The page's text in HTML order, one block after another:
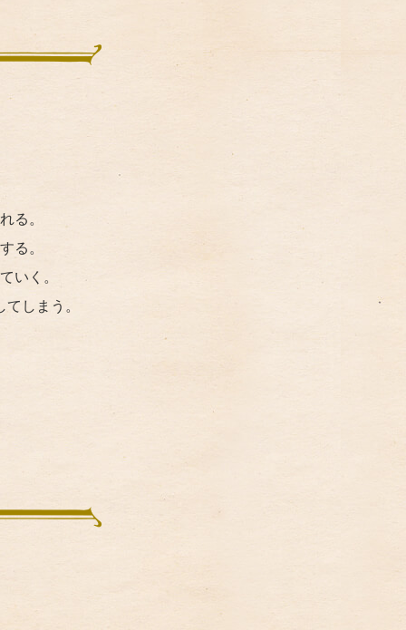
る。
る。
いく。
しまう。